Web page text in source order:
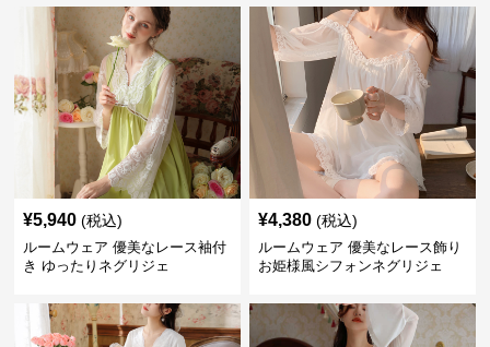
¥5,940 (税込)
ルームウェア 優美なレース袖付
き ゆったりネグリジェ
¥4,380 (税込)
ルームウェア 優美なレース飾り
お姫様風シフォンネグリジェ